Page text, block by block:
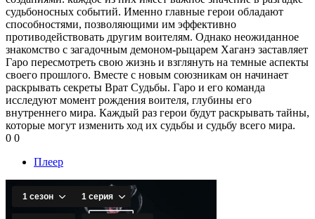
судьбоносных событий. Именно главные герои обладают
способностями, позволяющими им эффективно
противодействовать другим воителям. Однако неожиданное
знакомство с загадочным демоном-рыцарем Хаганэ заставляет
Гаро пересмотреть свою жизнь и взглянуть на темные аспекты
своего прошлого. Вместе с новым союзникам он начинает
раскрывать секреты Врат Судьбы. Гаро и его команда
исследуют момент рождения воителя, глубины его
внутреннего мира. Каждый раз герои будут раскрывать тайны,
которые могут изменить ход их судьбы и судьбу всего мира.
0 0
Плеер